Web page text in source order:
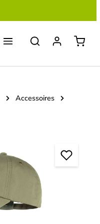
Accessoires